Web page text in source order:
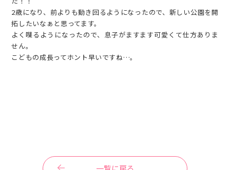
2歳になり、前よりも動き回るようになったので、新しい公園を開
拓したいなぁと思ってます。
よく喋るようになったので、息子がますます可愛くて仕方ありま
せん。
こどもの成長ってホント早いですね…。